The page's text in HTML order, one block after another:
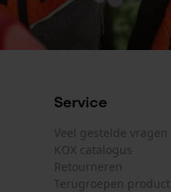
Service
Veel gestelde vragen
KOX catalogus
Retourneren
Terugroepen product